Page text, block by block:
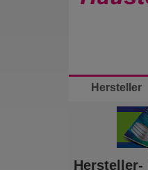
Hersteller
Hersteller-